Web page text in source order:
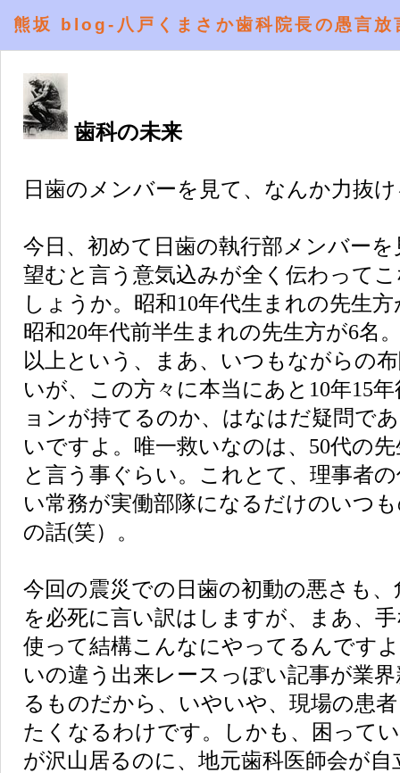
熊坂 blog-八戸くまさか歯科院長の愚言
歯科の未来
日歯のメンバーを見て、なんか力抜
今日、初めて日歯の執行部メンバー
望むと言う意気込みが全く伝わって
しょうか。昭和10年代生まれの先生
昭和20年代前半生まれの先生方が6名
以上という、まあ、いつもながらの
いが、この方々に本当にあと10年15
ョンが持てるのか、はなはだ疑問で
いですよ。唯一救いなのは、50代の
と言う事ぐらい。これとて、理事者
い常務が実働部隊になるだけのいつ
の話(笑）。
今回の震災での日歯の初動の悪さも
を必死に言い訳はしますが、まあ、
使って結構こんなにやってるんです
いの違う出来レースっぽい記事が業
るものだから、いやいや、現場の患
たくなるわけです。しかも、困って
が沢山居るのに、地元歯科医師会が